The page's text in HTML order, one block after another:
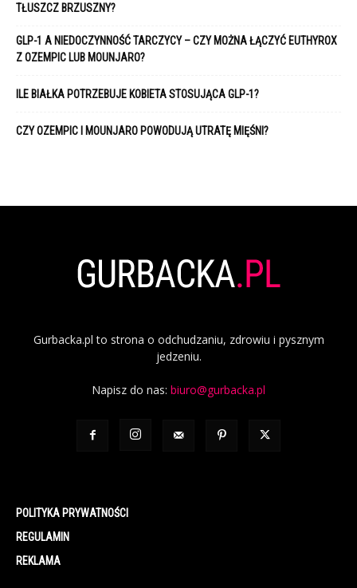
TŁUSZCZ BRZUSZNY?
GLP-1 A NIEDOCZYNNOŚĆ TARCZYCY – CZY MOŻNA ŁĄCZYĆ EUTHYROX
Z OZEMPIC LUB MOUNJARO?
ILE BIAŁKA POTRZEBUJE KOBIETA STOSUJĄCA GLP-1?
CZY OZEMPIC I MOUNJARO POWODUJĄ UTRATĘ MIĘŚNI?
Gurbacka.pl to strona o odchudzaniu, zdrowiu i pysznym
jedzeniu.
Napisz do nas: biuro@gurbacka.pl
POLITYKA PRYWATNOŚCI
REGULAMIN
REKLAMA